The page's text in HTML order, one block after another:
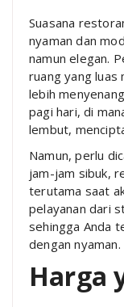
Suasana
nyaman dan
namun elegan.
ruang yang luas
lebih
pagi hari, di
lembut,
Namun, perlu
jam-jam sibuk,
terutama saat
pelayanan dari
sehingga Anda
dengan nyaman.
Harga